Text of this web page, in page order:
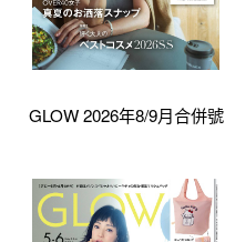
GLOW 2026年8/9月合併號